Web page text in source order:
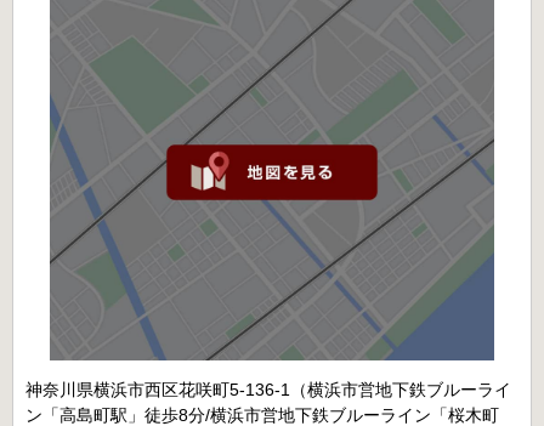
神奈川県横浜市西区花咲町5-136-1（横浜市営地下鉄ブルーライ
ン「高島町駅」徒歩8分/横浜市営地下鉄ブルーライン「桜木町